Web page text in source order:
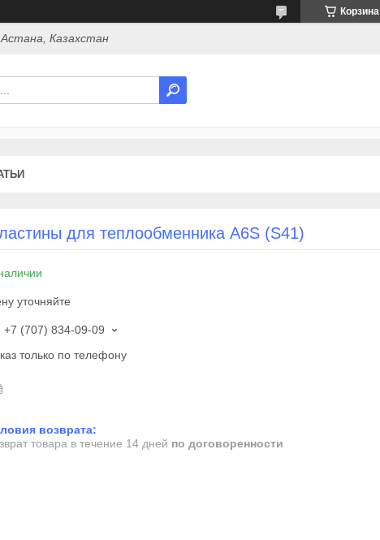
Корзина
Казахстан
для теплообменника A6S (S41)
уточняйте
+7 (707) 834-09-09
только по телефону
товара в течение 14 дней по договоренности